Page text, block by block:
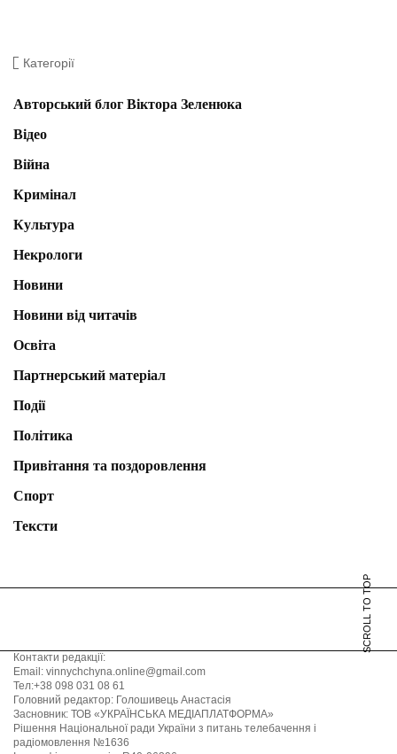
Категорії
Авторський блог Віктора Зеленюка
Відео
Війна
Кримінал
Культура
Некрологи
Новини
Новини від читачів
Освіта
Партнерський матеріал
Події
Політика
Привітання та поздоровлення
Спорт
Тексти
SCROLL TO TOP
Контакти редакції:
Email: vinnychchyna.online@gmail.com
Тел:+38 098 031 08 61
Головний редактор: Голошивець Анастасія
Засновник: ТОВ «УКРАЇНСЬКА МЕДІАПЛАТФОРМА»
Рішення Національної ради України з питань телебачення і
радіомовлення №1636